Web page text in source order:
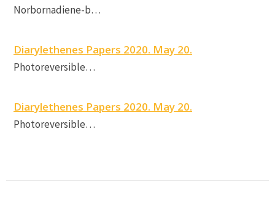
Norbornadiene-b…
Diarylethenes Papers 2020. May 20.
Photoreversible…
Diarylethenes Papers 2020. May 20.
Photoreversible…